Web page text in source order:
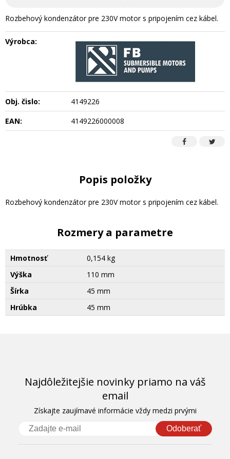
Rozbehový kondenzátor pre 230V motor s pripojením cez kábel.
Výrobca:
Obj. čislo:
4149226
EAN:
4149226000008
Popis položky
Rozbehový kondenzátor pre 230V motor s pripojením cez kábel.
Rozmery a parametre
Hmotnosť
0,154 kg
Výška
110 mm
Šírka
45 mm
Hrúbka
45 mm
Najdôležitejšie novinky priamo na váš
email
Získajte zaujímavé informácie vždy medzi prvými
Odoberať